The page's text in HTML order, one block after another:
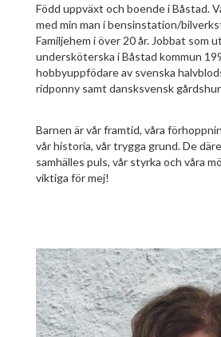
Född uppväxt och boende i Båstad.
med min man i bensinstation/
Familjehem i över 20 år. Jobbat som
undersköterska i Båstad kommun
hobbyuppfödare av svenska
ridponny samt dansksvensk
Barnen är vår framtid, våra
vår historia, vår trygga grund. De
samhälles puls, vår styrka och våra
viktiga för mej!